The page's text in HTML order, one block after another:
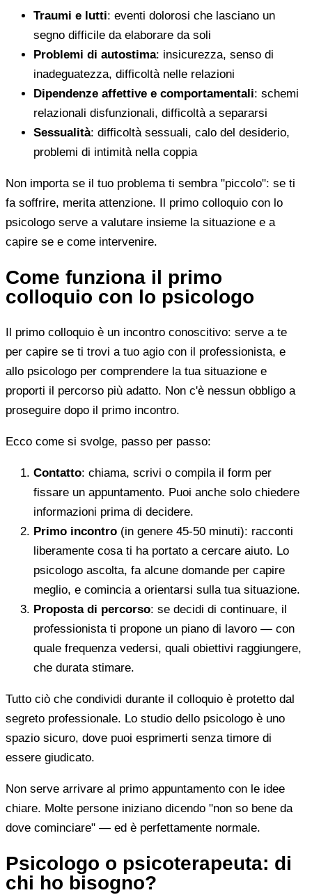
Traumi e lutti: eventi dolorosi che lasciano un
segno difficile da elaborare da soli
Problemi di autostima: insicurezza, senso di
inadeguatezza, difficoltà nelle relazioni
Dipendenze affettive e comportamentali: schemi
relazionali disfunzionali, difficoltà a separarsi
Sessualità: difficoltà sessuali, calo del desiderio,
problemi di intimità nella coppia
Non importa se il tuo problema ti sembra "piccolo": se ti
fa soffrire, merita attenzione. Il primo colloquio con lo
psicologo serve a valutare insieme la situazione e a
capire se e come intervenire.
Come funziona il primo
colloquio con lo psicologo
Il primo colloquio è un incontro conoscitivo: serve a te
per capire se ti trovi a tuo agio con il professionista, e
allo psicologo per comprendere la tua situazione e
proporti il percorso più adatto. Non c'è nessun obbligo a
proseguire dopo il primo incontro.
Ecco come si svolge, passo per passo:
Contatto: chiama, scrivi o compila il form per
fissare un appuntamento. Puoi anche solo chiedere
informazioni prima di decidere.
Primo incontro (in genere 45-50 minuti): racconti
liberamente cosa ti ha portato a cercare aiuto. Lo
psicologo ascolta, fa alcune domande per capire
meglio, e comincia a orientarsi sulla tua situazione.
Proposta di percorso: se decidi di continuare, il
professionista ti propone un piano di lavoro — con
quale frequenza vedersi, quali obiettivi raggiungere,
che durata stimare.
Tutto ciò che condividi durante il colloquio è protetto dal
segreto professionale. Lo studio dello psicologo è uno
spazio sicuro, dove puoi esprimerti senza timore di
essere giudicato.
Non serve arrivare al primo appuntamento con le idee
chiare. Molte persone iniziano dicendo "non so bene da
dove cominciare" — ed è perfettamente normale.
Psicologo o psicoterapeuta: di
chi ho bisogno?